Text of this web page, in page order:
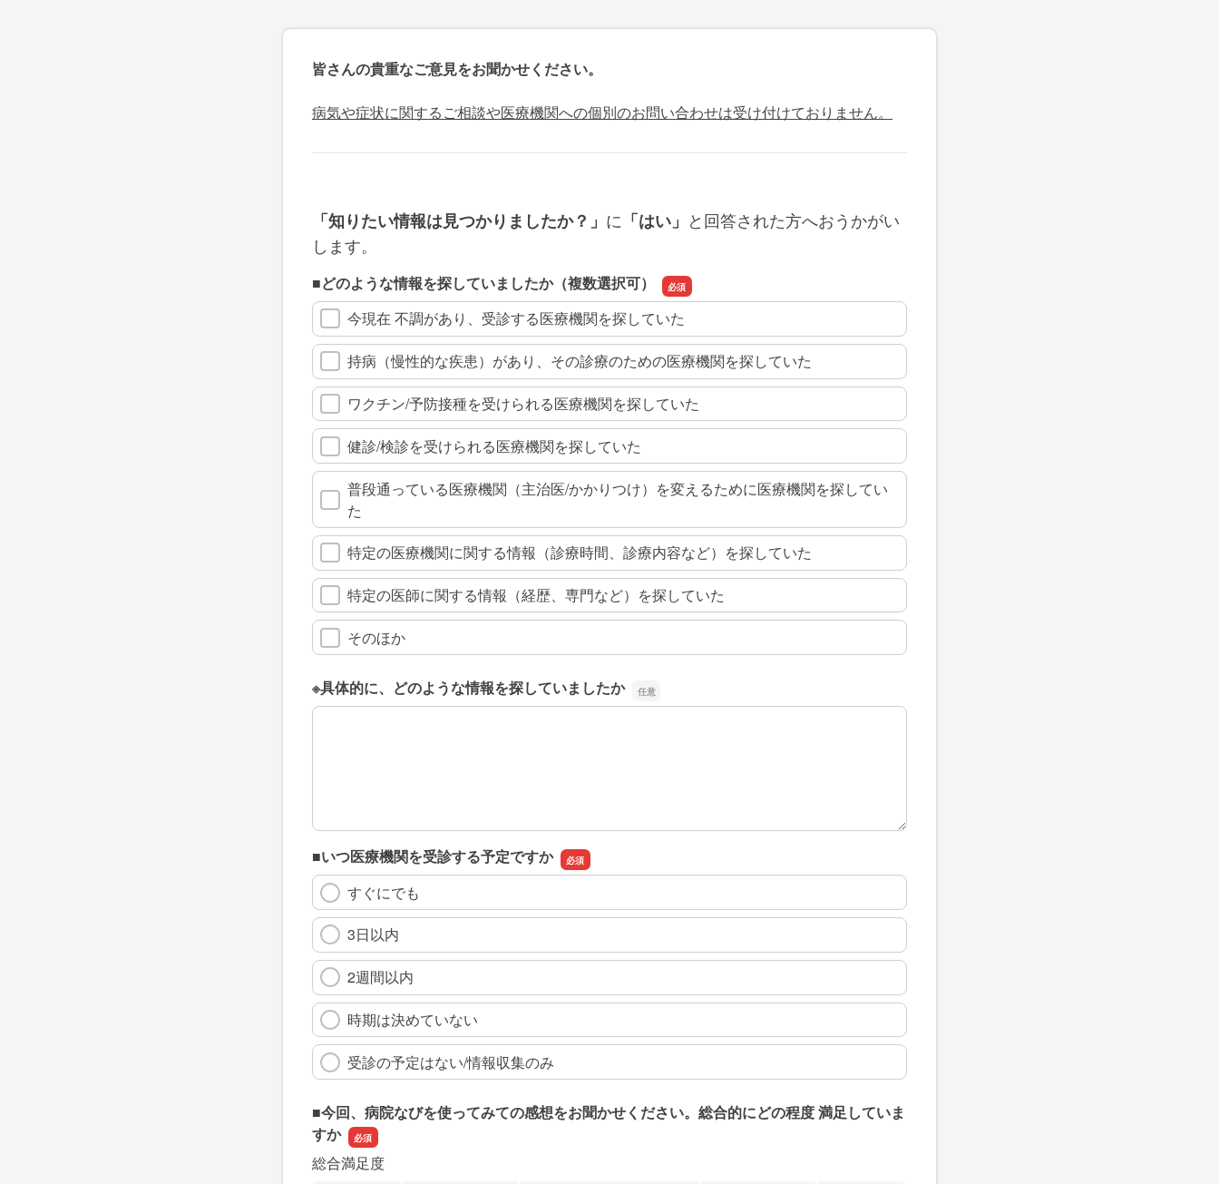
皆さんの貴重なご意見をお聞かせください。
病気や症状に関するご相談や医療機関への個別のお問い合わせは受け付けておりません。
「知りたい情報は見つかりましたか？」 に 「はい」 と回答された方へおうかがい
します。
■どのような情報を探していましたか（複数選択可）
今現在 不調があり、受診する医療機関を探していた
持病（慢性的な疾患）があり、その診療のための医療機関を探していた
ワクチン/予防接種を受けられる医療機関を探していた
健診/検診を受けられる医療機関を探していた
普段通っている医療機関（主治医/かかりつけ）を変えるために医療機関を探してい
た
特定の医療機関に関する情報（診療時間、診療内容など）を探していた
特定の医師に関する情報（経歴、専門など）を探していた
そのほか
※具体的に、どのような情報を探していましたか
※具体的に、どのような情報を探していましたか
■いつ医療機関を受診する予定ですか
すぐにでも
3日以内
2週間以内
時期は決めていない
受診の予定はない/情報収集のみ
■今回、病院なびを使ってみての感想をお聞かせください。総合的にどの程度 満足していま
すか
総合満足度